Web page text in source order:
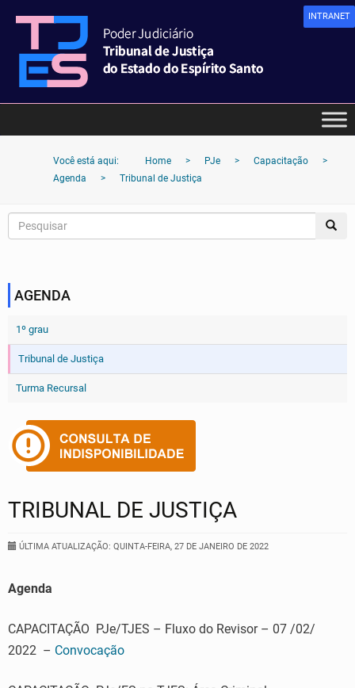
INTRANET
Você está aqui: Home > PJe > Capacitação
>
Agenda
> Tribunal de Justiça
AGENDA
1º grau
Tribunal de Justiça
Turma Recursal
TRIBUNAL DE JUSTIÇA
ÚLTIMA ATUALIZAÇÃO: QUINTA-FEIRA, 27 DE JANEIRO DE 2022
Agenda
CAPACITAÇÃO PJe/TJES – Fluxo do Revisor – 07 /02/
2022 – Convocação